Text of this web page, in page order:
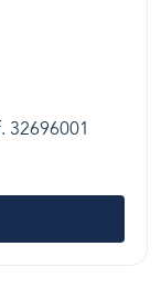
32696001